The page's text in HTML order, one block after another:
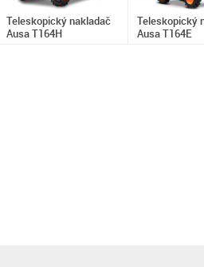
Teleskopický nakladač
Ausa T164H
Teleskopický
Ausa T164E